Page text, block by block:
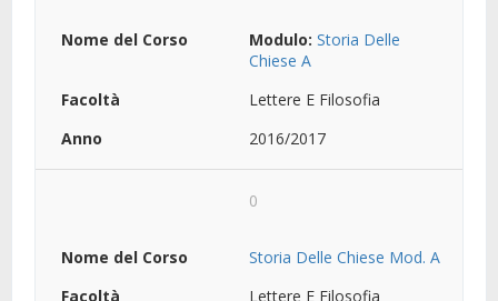
Modulo: Storia Delle
Chiese A
Lettere E Filosofia
2016/2017
0
Storia Delle Chiese Mod. A
Lettere E Filosofia